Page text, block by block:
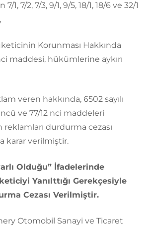
1, 7/2, 7/3, 9/1, 9/5, 18/1, 18/6 ve 32/1
Korunması Hakkında
maddesi, hükümlerine aykırı
veren hakkında, 6502 sayılı
ve 77/12 nci maddeleri
reklamları durdurma cezası
karar verilmiştir.
Olduğu” İfadelerinde
Yanılttığı Gerekçesiyle
Cezası Verilmiştir.
Otomobil Sanayi ve Ticaret